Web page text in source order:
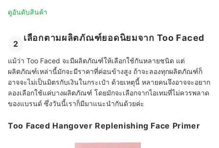
ดูอันดับสินค้า
2
เลือกตามผลิตภัณฑ์ยอดนิยมจาก Too Faced
แม้ว่า Too Faced จะมีผลิตภัณฑ์ให้เลือกใช้กันหลายชนิด แต่
ผลิตภัณฑ์เหล่านี้มักจะมีราคาที่ค่อนข้างสูง ถ้าจะลองทุกผลิตภัณฑ์ก็
อาจจะไม่เป็นมิตรกับเงินในกระเป๋า ด้วยเหตุนี้ หลายคนจึงอาจจะอยาก
ลองเลือกใช้แค่บางผลิตภัณฑ์ โดยมักจะเลือกจากไอเทมที่ไม่ควรพลาด
ของแบรนด์ ซึ่งวันนี้เราก็มีมาแนะนำกันด้วยค่ะ
Too Faced Hangover Replenishing Face Primer